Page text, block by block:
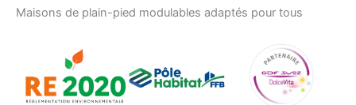
Maisons de plain-pied modulables adaptés pour tous